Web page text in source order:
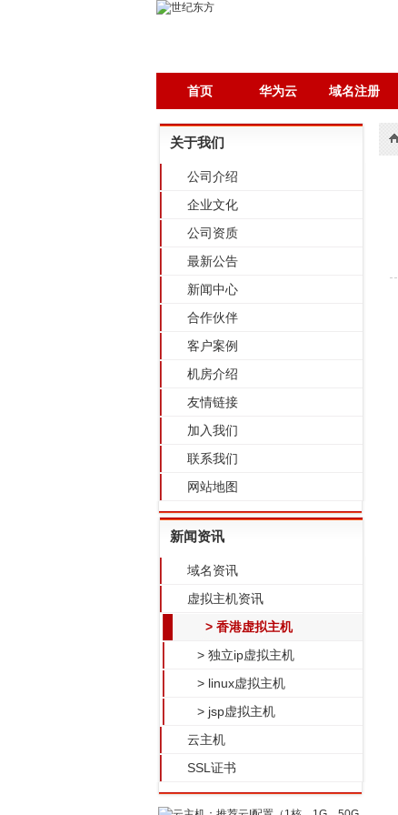
首页 华为云 域名注册
关于我们
公司介绍
企业文化
公司资质
最新公告
新闻中心
合作伙伴
客户案例
机房介绍
友情链接
加入我们
联系我们
网站地图
新闻资讯
域名资讯
虚拟主机资讯
> 香港虚拟主机
> 独立ip虚拟主机
> linux虚拟主机
> jsp虚拟主机
云主机
SSL证书